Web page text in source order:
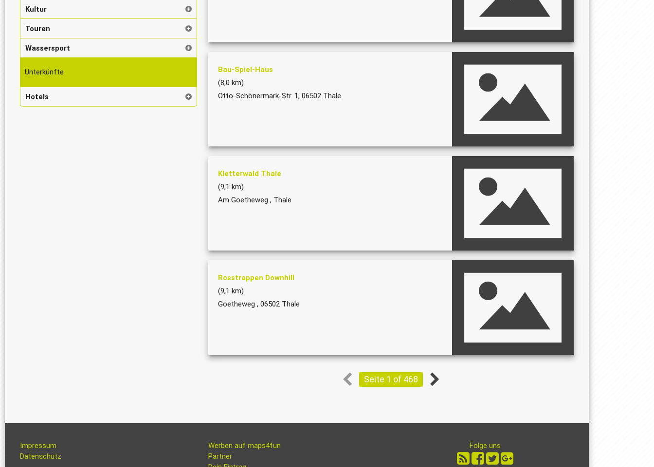
Kultur
Touren
Wassersport
Unterkünfte
Hotels
Bau-Spiel-Haus
(8,0 km)
Otto-Schönermark-Str. 1, 06502 Thale
Kletterwald Thale
(9,1 km)
Am Goetheweg , Thale
Rosstrappen Downhill
(9,1 km)
Goetheweg , 06502 Thale
Seite 1 of 468
Impressum
Datenschutz
Werben auf maps4fun
Partner
Folge uns